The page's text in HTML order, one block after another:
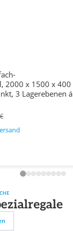
2000 x 1500 x 400
3 Lagerebenen á